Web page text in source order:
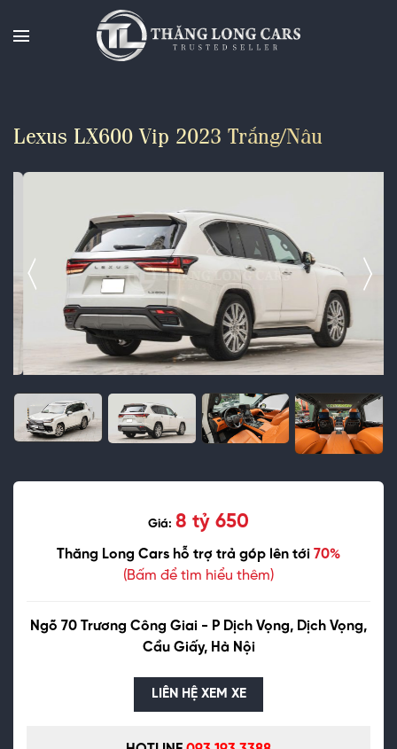
đến
Lexus LX600 Vip 2023 Trắng/Nâu
Giá: 8 tỷ 650
Thăng Long Cars hỗ trợ trả góp lên tới 70%
(Bấm để tìm hiểu thêm)
Ngõ 70 Trương Công Giai - P Dịch Vọng, Dịch Vọng,
Cầu Giấy, Hà Nội
LIÊN HỆ XEM XE